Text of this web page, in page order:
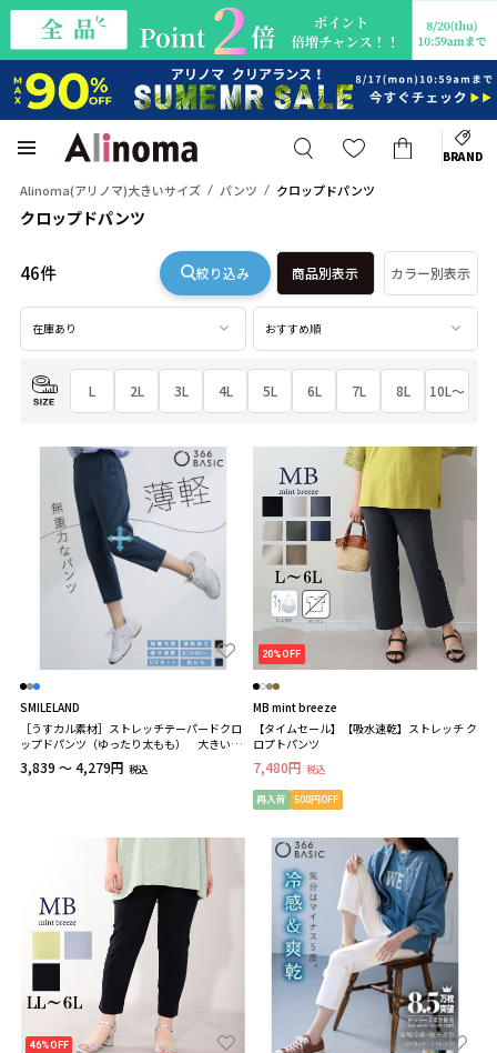
BRAND
Alinoma(アリノマ)大きいサイズ パンツ クロップドパンツ
クロップドパンツ
46件 絞り込み 商品別表示 カラー別表示
在庫あり おすすめ順
L 2L 3L 4L 5L 6L 7L 8L 10L～
SMILELAND
［うすカル素材］ストレッチテーパードクロ
ップドパンツ（ゆったり太もも） 大きいサ
イズ
3,839 ～ 4,279円 税込
20%OFF
MB mint breeze
【タイムセール】【吸水速乾】ストレッチ ク
ロプトパンツ
7,480円 税込
再入荷 500円OFF
46%OFF